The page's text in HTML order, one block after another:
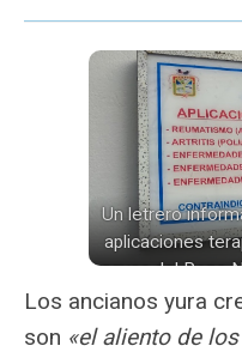
Un letrero
aplicaciones
aguas del Pozo
en los Baños
mencionan
reumatismo, la
Los ancianos yura
son «el aliento de